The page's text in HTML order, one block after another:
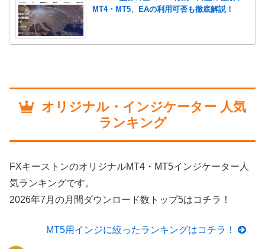
MT4・MT5、EAの利用可否も徹底解説！
オリジナル・インジケーター 人気
ランキング
FXキーストンのオリジナルMT4・MT5インジケーター人
気ランキングです。
2026年7月の月間ダウンロード数トップ5はコチラ！
MT5用インジに絞ったランキングはコチラ！